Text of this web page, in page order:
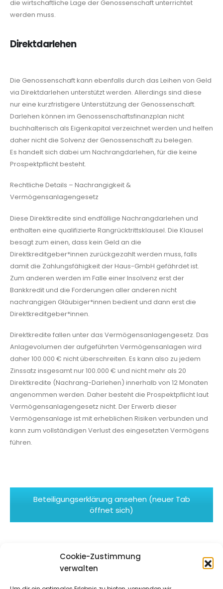
Cookie-Zustimmung
verwalten
die wirtschaftliche Lage der Genossenschaft unterrichtet
werden muss.
Direktdarlehen
Die Genossenschaft kann ebenfalls durch das Leihen von Geld
via Direktdarlehen unterstützt werden. Allerdings sind diese
nur eine kurzfristigere Unterstützung der Genossenschaft.
Darlehen können im Genossenschaftsfinanzplan nicht
buchhalterisch als Eigenkapital verzeichnet werden und helfen
daher nicht die Solvenz der Genossenschaft zu belegen.
Es handelt sich dabei um Nachrangdarlehen, für die keine
Prospektpflicht besteht.
Rechtliche Details – Nachrangigkeit &
Vermögensanlagengesetz
Diese Direktkredite sind endfällige Nachrangdarlehen und
enthalten eine qualifizierte Rangrücktrittsklausel. Die Klausel
besagt zum einen, dass kein Geld an die
Direktkreditgeber*innen zurückgezahlt werden muss, falls
damit die Zahlungsfähigkeit der Haus-GmbH gefährdet ist.
Zum anderen werden im Falle einer Insolvenz erst der
Bankkredit und die Forderungen aller anderen nicht
nachrangigen Gläubiger*innen bedient und dann erst die
Direktkreditgeber*innen.
Direktkredite fallen unter das Vermögensanlagengesetz. Das
Anlagevolumen der aufgeführten Vermögensanlagen wird
daher 100.000 € nicht überschreiten. Es kann also zu jedem
Zinssatz insgesamt nur 100.000 € und nicht mehr als 20
Direktkredite (Nachrang-Darlehen) innerhalb von 12 Monaten
angenommen werden. Daher besteht die Prospektpflicht laut
Vermögensanlagengesetz nicht. Der Erwerb dieser
Vermögensanlage ist mit erheblichen Risiken verbunden und
kann zum vollständigen Verlust des eingesetzten Vermögens
führen.
Beteiligungserklärung ansehen (neuer Tab
öffnet sich)